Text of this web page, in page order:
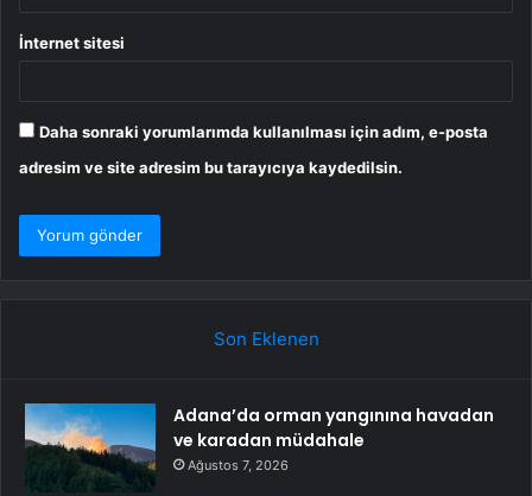
İnternet sitesi
Daha sonraki yorumlarımda kullanılması için adım, e-posta
adresim ve site adresim bu tarayıcıya kaydedilsin.
Son Eklenen
Adana’da orman yangınına havadan
ve karadan müdahale
Ağustos 7, 2026